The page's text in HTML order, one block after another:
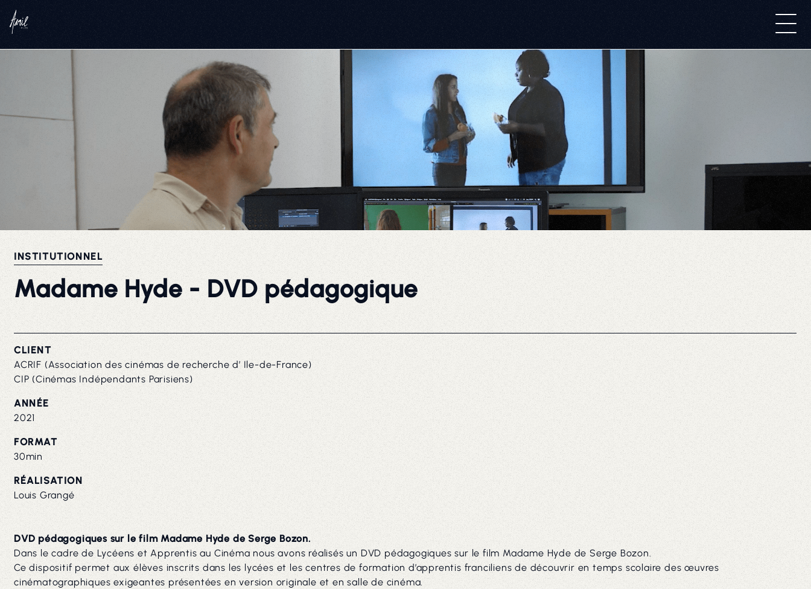
INSTITUTIONNEL
Madame Hyde - DVD pédagogique
CLIENT
ACRIF (Association des cinémas de recherche d’ Ile-de-France)
CIP (Cinémas Indépendants Parisiens)
ANNÉE
2021
FORMAT
30min
RÉALISATION
Louis Grangé
DVD pédagogiques sur le film Madame Hyde de Serge Bozon.
Dans le cadre de Lycéens et Apprentis au Cinéma nous avons réalisés un DVD pédagogiques sur le film Madame Hyde de Serge Bozon.
Ce dispositif permet aux élèves inscrits dans les lycées et les centres de formation d’apprentis franciliens de découvrir en temps scolaire des œuvres
cinématographiques exigeantes présentées en version originale et en salle de cinéma.